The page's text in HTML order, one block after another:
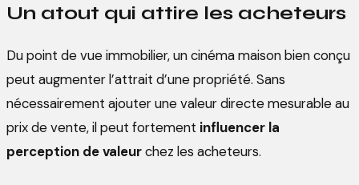
Un atout qui attire les acheteurs
Du point de vue immobilier, un cinéma maison bien conçu
peut augmenter l’attrait d’une propriété. Sans
nécessairement ajouter une valeur directe mesurable au
prix de vente, il peut fortement influencer la
perception de valeurchez les acheteurs.